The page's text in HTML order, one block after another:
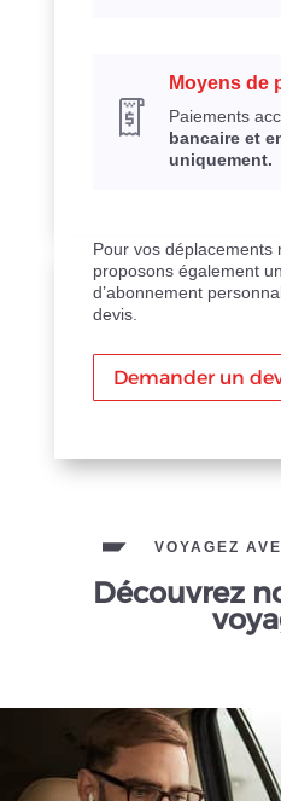
Moyens de
Paiements
bancaire et
uniquement.
Pour vos déplacements
proposons également
d’abonnement
devis.
Demander un
VOYAGEZ
Découvrez